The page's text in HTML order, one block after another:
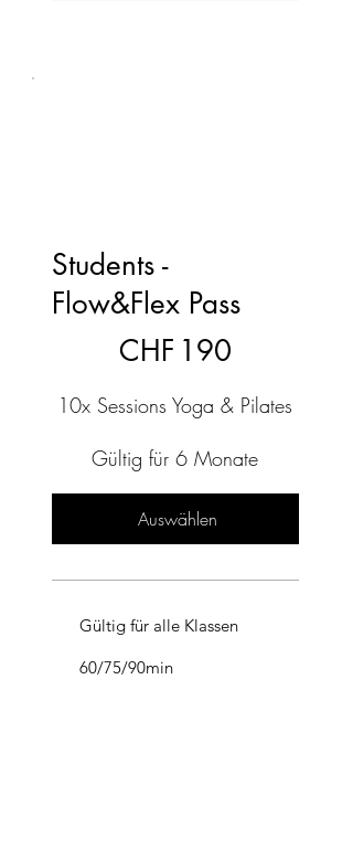
Students -
Flow&Flex Pass
CHF 190
10x Sessions Yoga & Pilates
Gültig für 6 Monate
Auswählen
Gültig für alle Klassen
60/75/90min